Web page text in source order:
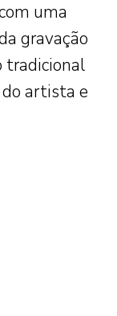
uma
gravação
tradicional
artista e